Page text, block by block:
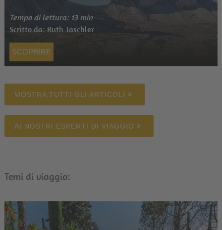
Tempo di lettura: 13 min
Scritto da: Ruth Taschler
SCOPRIRE
MOSTRA TUTTI GLI ARTICOLI
AI NOSTRI ESPERTI DI VIAGGIO
Temi di viaggio: